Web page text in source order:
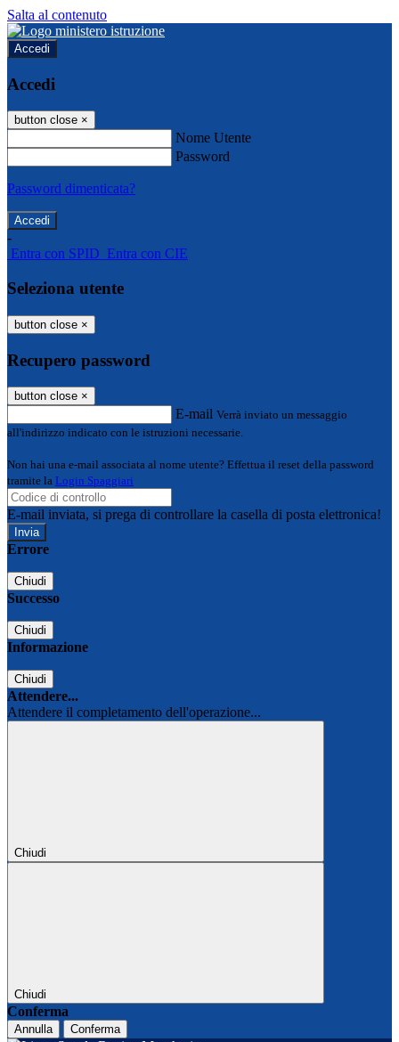
Salta al contenuto
Accedi
Accedi
button close ×
Nome Utente
Password
Password dimenticata?
-
Entra con SPID Entra con CIE
Seleziona utente
button close ×
Recupero password
button close ×
E-mail Verrà inviato un messaggio
all'indirizzo indicato con le istruzioni necessarie.
Non hai una e-mail associata al nome utente? Effettua il reset della password
tramite la Login Spaggiari
E-mail inviata, si prega di controllare la casella di posta elettronica!
Errore
Chiudi
Successo
Chiudi
Informazione
Chiudi
Attendere...
Attendere il completamento dell'operazione...
Chiudi
Chiudi
Conferma
Annulla Conferma